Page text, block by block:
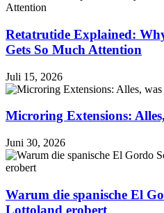
Retatrutide Explained:
Gets So Much Attention
Juli 15, 2026
Microring Extensions:
Juni 30, 2026
Warum die spanische El
Lottoland erobert